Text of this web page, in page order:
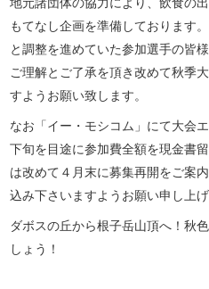
もてなし企画を準備しております
と調整を進めていた参加選手の皆
ご理解とご了承を頂き改めて秋季
すようお願い致します。
なお「イー・モシコム」にて大会
下旬を目途に参加費全額を現金書
は改めて４月末に募集再開をご案
込み下さいますようお願い申し上げ
ダボスの丘から根子岳山頂へ！秋
しょう！